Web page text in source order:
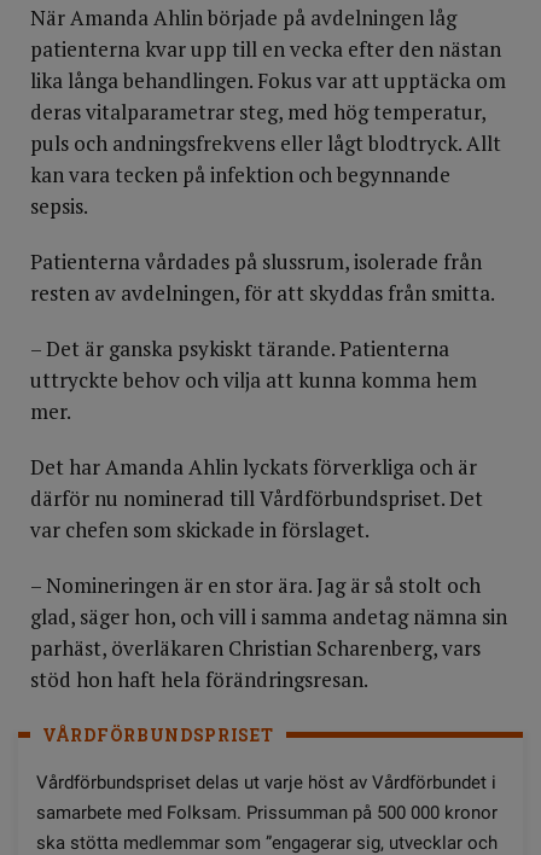
När Amanda Ahlin började på avdelningen låg
patienterna kvar upp till en vecka efter den nästan
lika långa behandlingen. Fokus var att upptäcka om
deras vitalparametrar steg, med hög temperatur,
puls och andningsfrekvens eller lågt blodtryck. Allt
kan vara tecken på infektion och begynnande
sepsis.
Patienterna vårdades på slussrum, isolerade från
resten av avdelningen, för att skyddas från smitta.
– Det är ganska psykiskt tärande. Patienterna
uttryckte behov och vilja att kunna komma hem
mer.
Det har Amanda Ahlin lyckats förverkliga och är
därför nu nominerad till Vårdförbundspriset. Det
var chefen som skickade in förslaget.
– Nomineringen är en stor ära. Jag är så stolt och
glad, säger hon, och vill i samma andetag nämna sin
parhäst, överläkaren Christian Scharenberg, vars
stöd hon haft hela förändringsresan.
VÅRDFÖRBUNDSPRISET
Vårdförbundspriset delas ut varje höst av Vårdförbundet i
samarbete med Folksam. Prissumman på 500 000 kronor
ska stötta medlemmar som ”engagerar sig, utvecklar och